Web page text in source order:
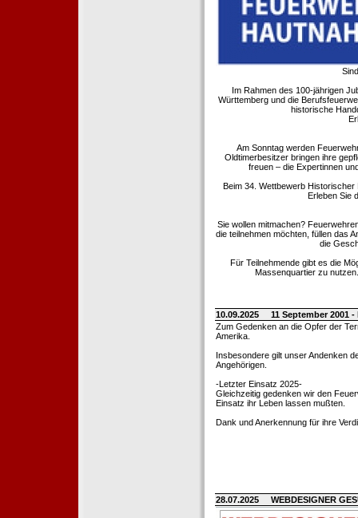
Im Rahmen des 100-jährigen
Württemberg und die
historische
Am Sonntag werden
Oldtimerbesitzer bringen ihre
freuen – die Expertinnen
Beim 34. Wettbewerb
Erleben Sie
Sie wollen mitmachen?
die teilnehmen möchten, füllen das
die
Für Teilnehmende gibt es die
Massenquartier zu
10.09.2025
11 September 2001
Zum Gedenken an die Opfer der
Amerika.
Insbesondere gilt unser Andenken
Angehörigen.
-Letzter Einsatz 2025-
Gleichzeitig gedenken wir den
Einsatz ihr Leben lassen mußten.
Dank und Anerkennung für ihre
28.07.2025 WEBDESIGNER